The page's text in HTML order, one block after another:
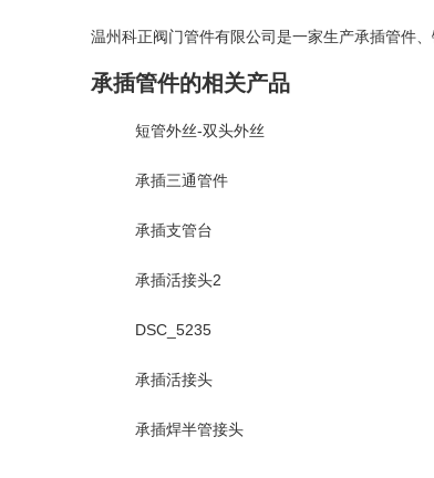
温州科正阀门管件有限公司是一家生产承插管件
承插管件的相关产品
短管外丝-双头外丝
承插三通管件
承插支管台
承插活接头2
DSC_5235
承插活接头
承插焊半管接头